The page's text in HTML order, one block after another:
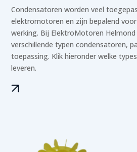
Condensatoren worden veel
elektromotoren en zijn bepalend
werking. Bij ElektroMotoren
verschillende typen condensatoren,
toepassing. Klik hieronder welke
leveren.